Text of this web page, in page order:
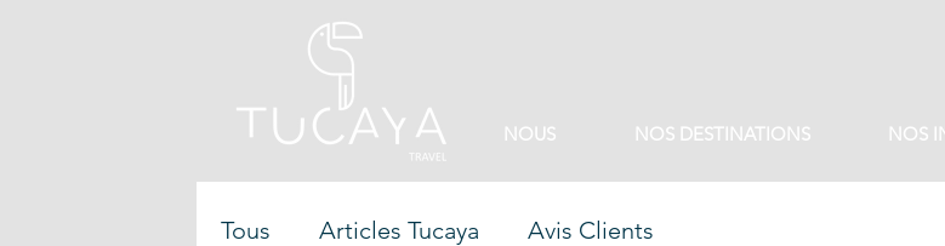
NOUS NOS DESTINATIONS NOS
Tous Articles Tucaya Avis Clients